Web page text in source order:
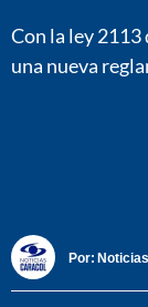
Con la ley 2113
una nueva
Por: